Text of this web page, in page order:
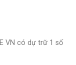
VN có dự trữ 1 số